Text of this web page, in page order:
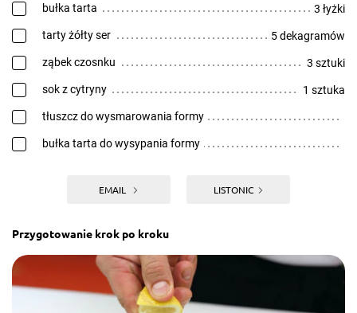
bułka tarta 3 łyżki
tarty żółty ser 5 dekagramów
ząbek czosnku 3 sztuki
sok z cytryny 1 sztuka
tłuszcz do wysmarowania formy
bułka tarta do wysypania formy
EMAIL LISTONIC
Przygotowanie krok po kroku